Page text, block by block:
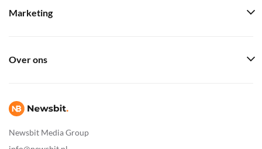
Newsbit Media Group
Marketing
Over ons